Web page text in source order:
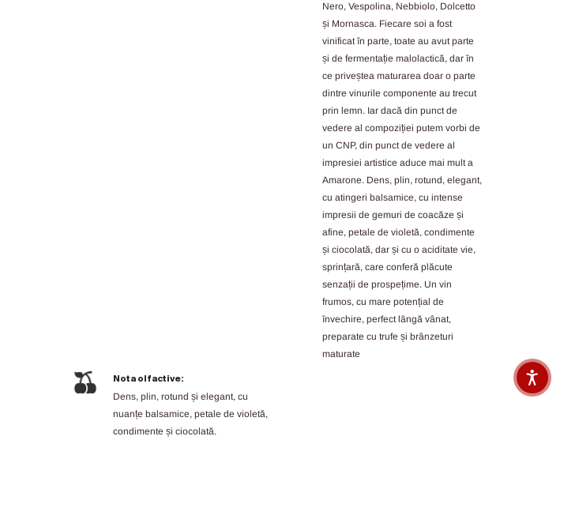
Nero, Vespolina, Nebbiolo, Dolcetto
și Mornasca. Fiecare soi a fost
vinificat în parte, toate au avut parte
și de fermentație malolactică, dar în
ce priveștea maturarea doar o parte
dintre vinurile componente au trecut
prin lemn. Iar dacă din punct de
vedere al compoziției putem vorbi de
un CNP, din punct de vedere al
impresiei artistice aduce mai mult a
Amarone. Dens, plin, rotund, elegant,
cu atingeri balsamice, cu intense
impresii de gemuri de coacăze și
afine, petale de violetă, condimente
și ciocolată, dar și cu o aciditate vie,
sprințară, care conferă plăcute
senzații de prospețime. Un vin
frumos, cu mare potențial de
învechire, perfect lângă vânat,
preparate cu trufe și brânzeturi
maturate
Nota olfactive:
Dens, plin, rotund și elegant, cu
nuanțe balsamice, petale de violetă,
condimente și ciocolată.